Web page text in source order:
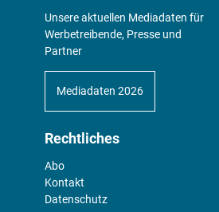
Unsere aktuellen Mediadaten für
Werbetreibende, Presse und
Partner
Mediadaten 2026
Rechtliches
Abo
Kontakt
Datenschutz